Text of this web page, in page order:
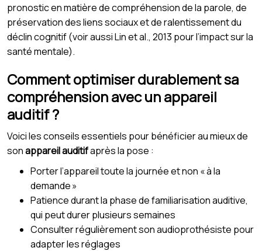
pronostic en matière de compréhension de la parole, de
préservation des liens sociaux et de ralentissement du
déclin cognitif (voir aussi Lin et al., 2013 pour l’impact sur la
santé mentale).
Comment optimiser durablement sa
compréhension avec un appareil
auditif ?
Voici les conseils essentiels pour bénéficier au mieux de
sonappareil auditifaprès la pose :
Porter l’appareil toute la journée et non « à la
demande »
Patience durant la phase de familiarisation auditive,
qui peut durer plusieurs semaines
Consulter régulièrement son audioprothésiste pour
adapter les réglages